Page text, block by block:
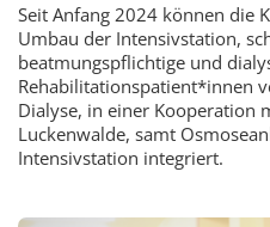
Seit Anfang 2024 können die
Umbau der Intensivstation,
beatmungspflichtige und
Rehabilitationspatient*innen
Dialyse, in einer Kooperation
Luckenwalde, samt
Intensivstation integriert.